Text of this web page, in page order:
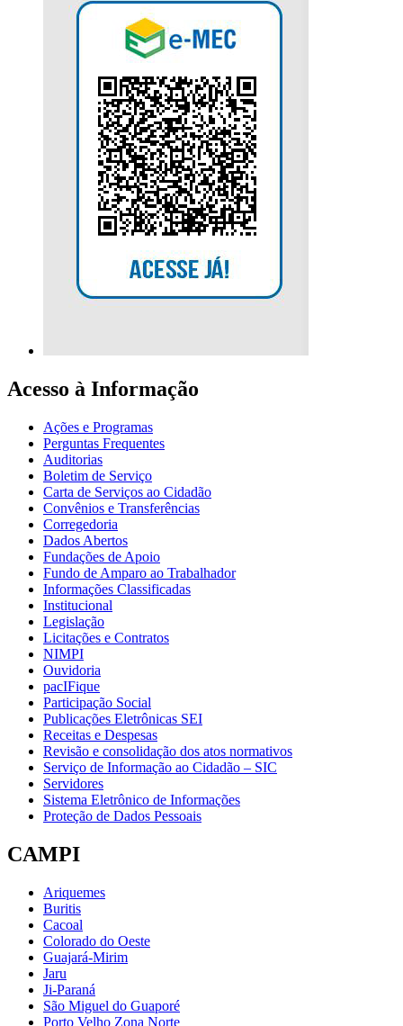
Acesso à Informação
Ações e Programas
Perguntas Frequentes
Auditorias
Boletim de Serviço
Carta de Serviços ao Cidadão
Convênios e Transferências
Corregedoria
Dados Abertos
Fundações de Apoio
Fundo de Amparo ao Trabalhador
Informações Classificadas
Institucional
Legislação
Licitações e Contratos
NIMPI
Ouvidoria
pacIFique
Participação Social
Publicações Eletrônicas SEI
Receitas e Despesas
Revisão e consolidação dos atos normativos
Serviço de Informação ao Cidadão – SIC
Servidores
Sistema Eletrônico de Informações
Proteção de Dados Pessoais
CAMPI
Ariquemes
Buritis
Cacoal
Colorado do Oeste
Guajará-Mirim
Jaru
Ji-Paraná
São Miguel do Guaporé
Porto Velho Zona Norte